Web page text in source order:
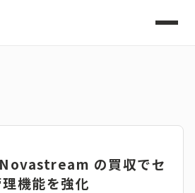
の買収でセ
機能を強化